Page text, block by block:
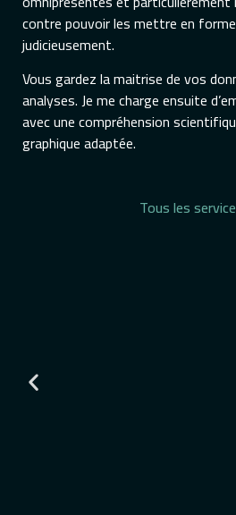
contre pouvoir les mettre en
judicieusement.
Vous gardez la maitrise de vos
analyses. Je me charge ensuite
avec une compréhension
graphique adaptée.
Tous les